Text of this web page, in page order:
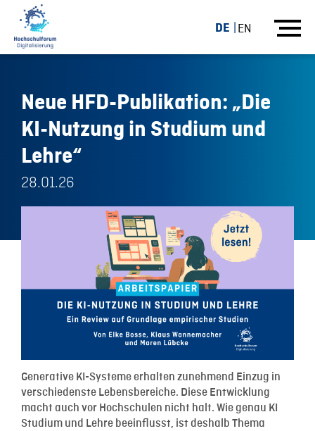
DE EN
Neue HFD-Publikation: „Die
KI-Nutzung in Studium und
Lehre“
28.01.26
Generative KI-Systeme erhalten zunehmend Einzug in
verschiedenste Lebensbereiche. Diese Entwicklung
macht auch vor Hochschulen nicht halt. Wie genau KI
Studium und Lehre beeinflusst, ist deshalb Thema